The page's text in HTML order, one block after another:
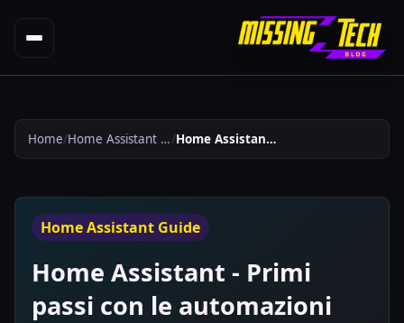
Home Home Assistant Guide Home Assistant Primi Passi Con Le Automazioni 763
Home Assistant Guide
Home Assistant - Primi
passi con le automazioni